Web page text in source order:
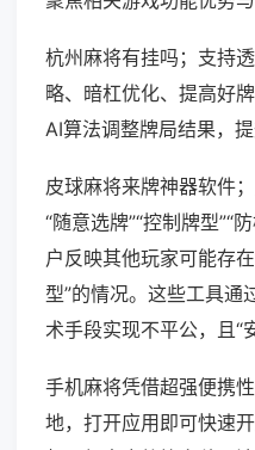
杭州麻将有挂吗；支持
略、暗杠优化、提高好
AI算法调整牌局结果，提
皮球麻将来牌神器软件
“随意选牌”“控制牌型”“
户反映其他玩家可能存
型”的情况。这些工具通
术手段实现不平公，且“
手机麻将凭借超强便携
地，打开应用即可快速